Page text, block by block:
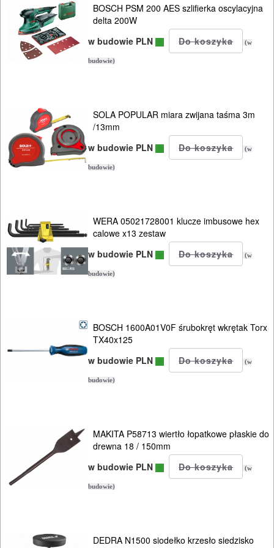
INSTALACYJNE,
PALNIKI
PNEUMATYCZNE
NARZĘDZIA
SPAWALNICTWO
URZĄDZENIA
I
OSPRZĘT
AGREGATY
ROBOCZA
OGRODNICZE
NARZĘDZIA
KOSY
BOSCH PSM 200 AES szlifierka oscylacyjna
delta 200W
w budowie PLN
(w
budowie)
SOLA POPULAR miara zwijana taśma 3m
/13mm
w budowie PLN
(w
budowie)
WERA 05021728001 klucze imbusowe hex
calowe x13 zestaw
w budowie PLN
(w
budowie)
BOSCH 1600A01V0F śrubokręt wkrętak Torx
TX40x125
w budowie PLN
(w
budowie)
MAKITA P58713 wiertło łopatkowe płaskie do
drewna 18 / 150mm
w budowie PLN
(w
budowie)
DEDRA N1500 siodełko krzesło siedzisko